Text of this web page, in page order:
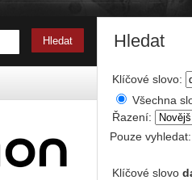
Hledat
Klíčové slovo:
Všechna
Řazení:
Pouze
Klíčové slovo